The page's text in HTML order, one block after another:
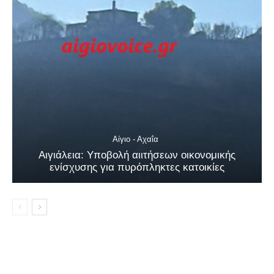
Αίγιο - Αχαΐα
Αιγιάλεια: Υποβολή αιιτήσεων οικονομικής
ενίσχυσης για πυρόπληκτες κατοικίες